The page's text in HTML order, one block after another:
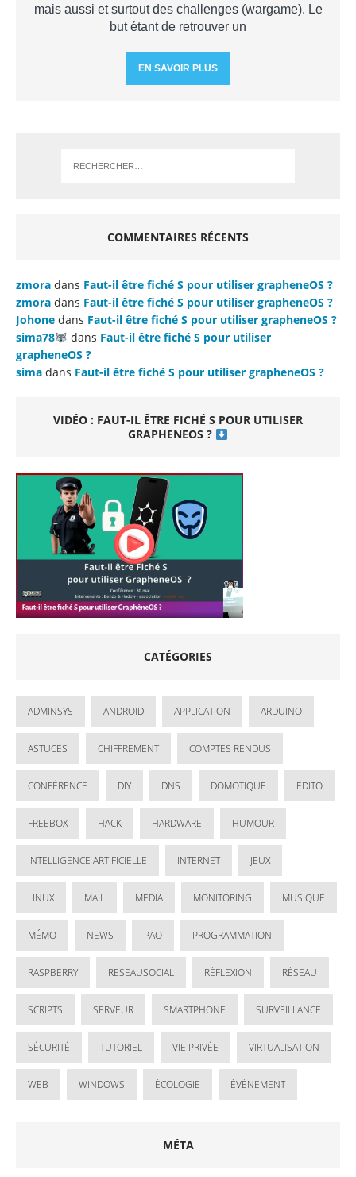
mais aussi et surtout des challenges (wargame). Le
but étant de retrouver un
EN SAVOIR PLUS
COMMENTAIRES RÉCENTS
zmora dans Faut-il être fiché S pour utiliser grapheneOS ?
zmora dans Faut-il être fiché S pour utiliser grapheneOS ?
Johone dans Faut-il être fiché S pour utiliser grapheneOS ?
sima78
dans Faut-il être fiché S pour utiliser
grapheneOS ?
sima dans Faut-il être fiché S pour utiliser grapheneOS ?
VIDÉO : FAUT-IL ÊTRE FICHÉ S POUR UTILISER
GRAPHENEOS ?
CATÉGORIES
ADMINSYS ANDROID APPLICATION ARDUINO
ASTUCES CHIFFREMENT COMPTES RENDUS
CONFÉRENCE DIY DNS DOMOTIQUE EDITO
FREEBOX HACK HARDWARE HUMOUR
INTELLIGENCE ARTIFICIELLE INTERNET JEUX
LINUX MAIL MEDIA MONITORING MUSIQUE
MÉMO NEWS PAO PROGRAMMATION
RASPBERRY RESEAUSOCIAL RÉFLEXION RÉSEAU
SCRIPTS SERVEUR SMARTPHONE SURVEILLANCE
SÉCURITÉ TUTORIEL VIE PRIVÉE VIRTUALISATION
WEB WINDOWS ÉCOLOGIE ÉVÈNEMENT
MÉTA